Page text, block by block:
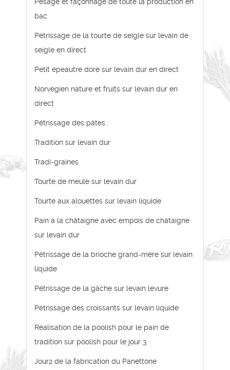
bac
Pétrissage de la tourte de seigle sur levain de
seigle en direct
Petit épeautre doré sur levain dur en direct
Norvégien nature et fruits sur levain dur en
direct
Pétrissage des pâtes :
Tradition sur levain dur
Tradi-graines
Tourte de meule sur levain dur
Tourte aux alouettes sur levain liquide
Pain à la châtaigne avec empois de châtaigne
sur levain dur
Pétrissage de la brioche grand-mère sur levain
liquide
Pétrissage de la gâche sur levain levure
Pétrissage des croissants sur levain liquide
Réalisation de la poolish pour le pain de
tradition sur poolish pour le jour 3
Jour2 de la fabrication du Panettone